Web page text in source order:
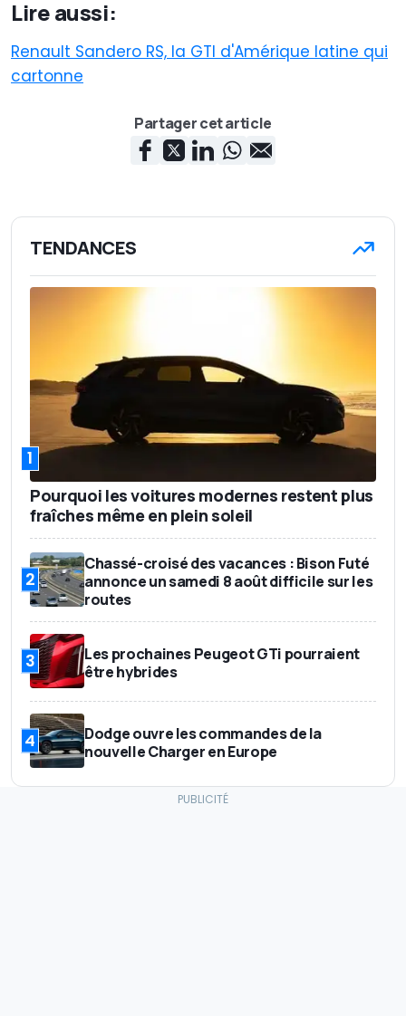
Lire aussi:
Renault Sandero RS, la GTI d'Amérique latine qui
cartonne
Partager cet article
TENDANCES
1
Pourquoi les voitures modernes restent plus
fraîches même en plein soleil
2
Chassé-croisé des vacances : Bison Futé
annonce un samedi 8 août difficile sur les
routes
3
Les prochaines Peugeot GTi pourraient
être hybrides
4
Dodge ouvre les commandes de la
nouvelle Charger en Europe